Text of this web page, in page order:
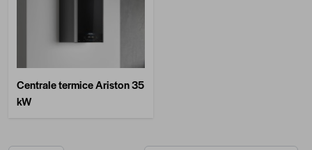
Centrale termice Ariston 35
kW